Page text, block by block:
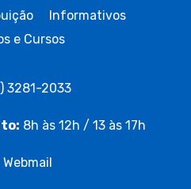
Informativos
e Cursos
3281-2033
8h às 12h / 13 às 17h
Webmail